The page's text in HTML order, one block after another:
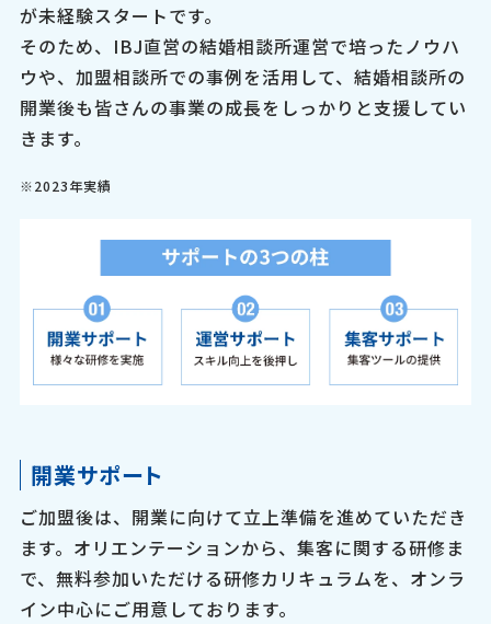
が未経験スタートです。
そのため、IBJ直営の結婚相談所運営で培ったノウハ
ウや、加盟相談所での事例を活用して、結婚相談所の
開業後も皆さんの事業の成長をしっかりと支援してい
きます。
※2023年実績
開業サポート
ご加盟後は、開業に向けて立上準備を進めていただき
ます。オリエンテーションから、集客に関する研修ま
で、無料参加いただける研修カリキュラムを、オンラ
イン中心にご用意しております。